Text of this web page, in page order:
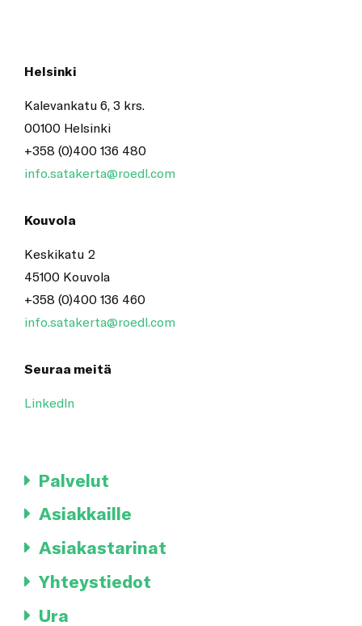
Helsinki
Kalevankatu 6, 3 krs.
00100 Helsinki
+358 (0)400 136 480
info.satakerta@roedl.com
Kouvola
Keskikatu 2
45100 Kouvola
+358 (0)400 136 460
info.satakerta@roedl.com
Seuraa meitä
LinkedIn
Palvelut
Asiakkaille
Asiakastarinat
Yhteystiedot
Ura